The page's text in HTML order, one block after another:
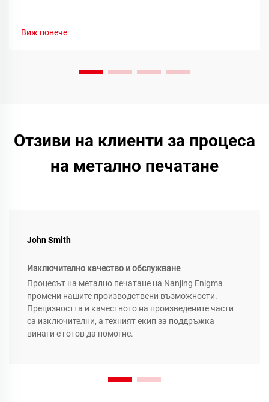
Виж повече
Отзиви на клиенти за процеса
на метално печатане
John Smith
Изключително качество и обслужване
Процесът на метално печатане на Nanjing Enigma
промени нашите производствени възможности.
Прецизността и качеството на произведените части
са изключителни, а техният екип за поддръжка
винаги е готов да помогне.